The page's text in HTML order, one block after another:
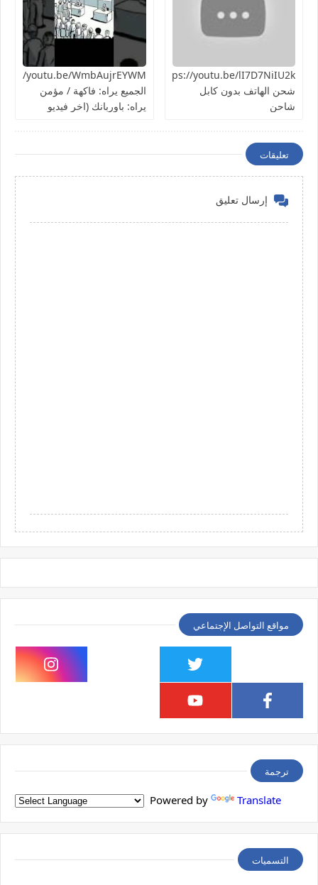
https://youtu.be/lI7D7NiIU2kطريقة
شحن الهاتف بدون كابل
شاحن
الجميع يراه: فاكهة / مؤمن
يراه: باوربانك (اخر فيديو
تعليقات
إرسال تعليق
مواقع التواصل الإجتماعي
ترجمة
Powered by Translate
التسميات